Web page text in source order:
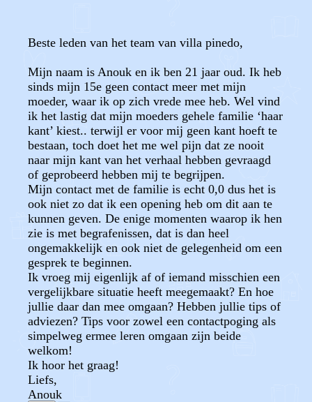
Beste leden van het team van villa pinedo,
Mijn naam is Anouk en ik ben 21 jaar oud. Ik heb
sinds mijn 15e geen contact meer met mijn
moeder, waar ik op zich vrede mee heb. Wel vind
ik het lastig dat mijn moeders gehele familie ‘haar
kant’ kiest.. terwijl er voor mij geen kant hoeft te
bestaan, toch doet het me wel pijn dat ze nooit
naar mijn kant van het verhaal hebben gevraagd
of geprobeerd hebben mij te begrijpen.
Mijn contact met de familie is echt 0,0 dus het is
ook niet zo dat ik een opening heb om dit aan te
kunnen geven. De enige momenten waarop ik hen
zie is met begrafenissen, dat is dan heel
ongemakkelijk en ook niet de gelegenheid om een
gesprek te beginnen.
Ik vroeg mij eigenlijk af of iemand misschien een
vergelijkbare situatie heeft meegemaakt? En hoe
jullie daar dan mee omgaan? Hebben jullie tips of
adviezen? Tips voor zowel een contactpoging als
simpelweg ermee leren omgaan zijn beide
welkom!
Ik hoor het graag!
Liefs,
Anouk